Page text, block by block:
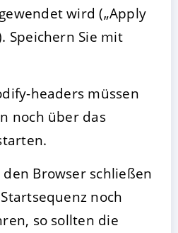
wird („Apply
Speichern Sie mit
headers müssen
noch über das
Browser schließen
noch
so sollten die